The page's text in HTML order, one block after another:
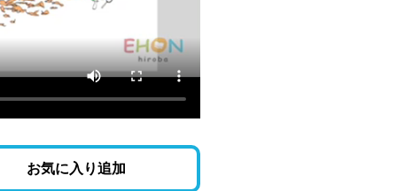
お気に入り追加